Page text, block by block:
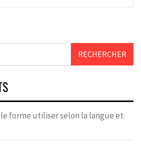
forme utiliser selon la langue et